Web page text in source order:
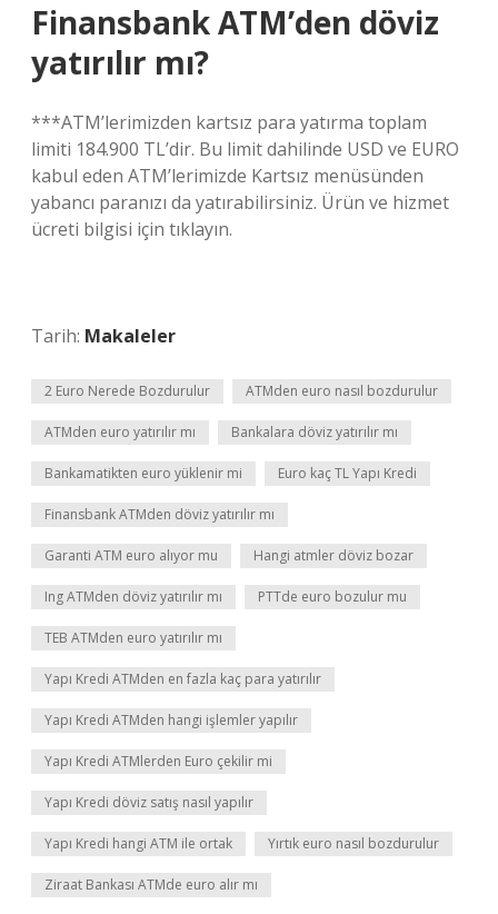
Finansbank ATM’den döviz
yatırılır mı?
***ATM’lerimizden kartsız para yatırma toplam
limiti 184.900 TL’dir. Bu limit dahilinde USD ve EURO
kabul eden ATM’lerimizde Kartsız menüsünden
yabancı paranızı da yatırabilirsiniz. Ürün ve hizmet
ücreti bilgisi için tıklayın.
Tarih: Makaleler
2 Euro Nerede Bozdurulur ATMden euro nasıl bozdurulur
ATMden euro yatırılır mı Bankalara döviz yatırılır mı
Bankamatikten euro yüklenir mi Euro kaç TL Yapı Kredi
Finansbank ATMden döviz yatırılır mı
Garanti ATM euro alıyor mu Hangi atmler döviz bozar
Ing ATMden döviz yatırılır mı PTTde euro bozulur mu
TEB ATMden euro yatırılır mı
Yapı Kredi ATMden en fazla kaç para yatırılır
Yapı Kredi ATMden hangi işlemler yapılır
Yapı Kredi ATMlerden Euro çekilir mi
Yapı Kredi döviz satış nasıl yapılır
Yapı Kredi hangi ATM ile ortak Yırtık euro nasıl bozdurulur
Ziraat Bankası ATMde euro alır mı